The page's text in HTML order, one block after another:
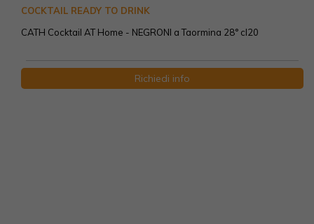
COCKTAIL READY TO DRINK
CATH Cocktail AT Home - NEGRONI a Taormina 28° cl20
Richiedi info